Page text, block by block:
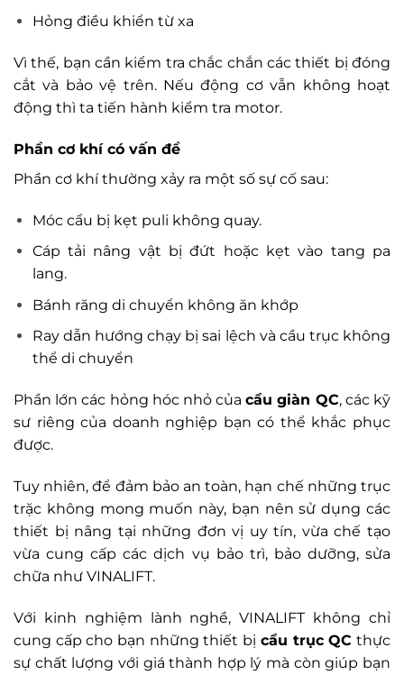
Hỏng điều khiển từ xa
Vì thế, bạn cần kiểm tra chắc chắn các thiết bị đóng
cắt và bảo vệ trên. Nếu động cơ vẫn không hoạt
động thì ta tiến hành kiểm tra motor.
Phần cơ khí có vấn đề
Phần cơ khí thường xảy ra một số sự cố sau:
Móc cẩu bị kẹt puli không quay.
Cáp tải nâng vật bị đứt hoặc kẹt vào tang pa
lang.
Bánh răng di chuyển không ăn khớp
Ray dẫn hướng chạy bị sai lệch và cầu trục không
thể di chuyển
Phần lớn các hỏng hóc nhỏ củacẩu giàn QC, các kỹ
sư riêng của doanh nghiệp bạn có thể khắc phục
được.
Tuy nhiên, để đảm bảo an toàn, hạn chế những trục
trặc không mong muốn này, bạn nên sử dụng các
thiết bị nâng tại những đơn vị uy tín, vừa chế tạo
vừa cung cấp các dịch vụ bảo trì, bảo dưỡng, sửa
chữa như VINALIFT.
Với kinh nghiệm lành nghề, VINALIFT không chỉ
cung cấp cho bạn những thiết bị cẩu trục QC thực
sự chất lượng với giá thành hợp lý mà còn giúp bạn